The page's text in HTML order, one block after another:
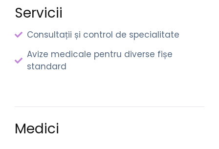
Servicii
Consultații și control de specialitate
Avize medicale pentru diverse fișe
standard
Medici